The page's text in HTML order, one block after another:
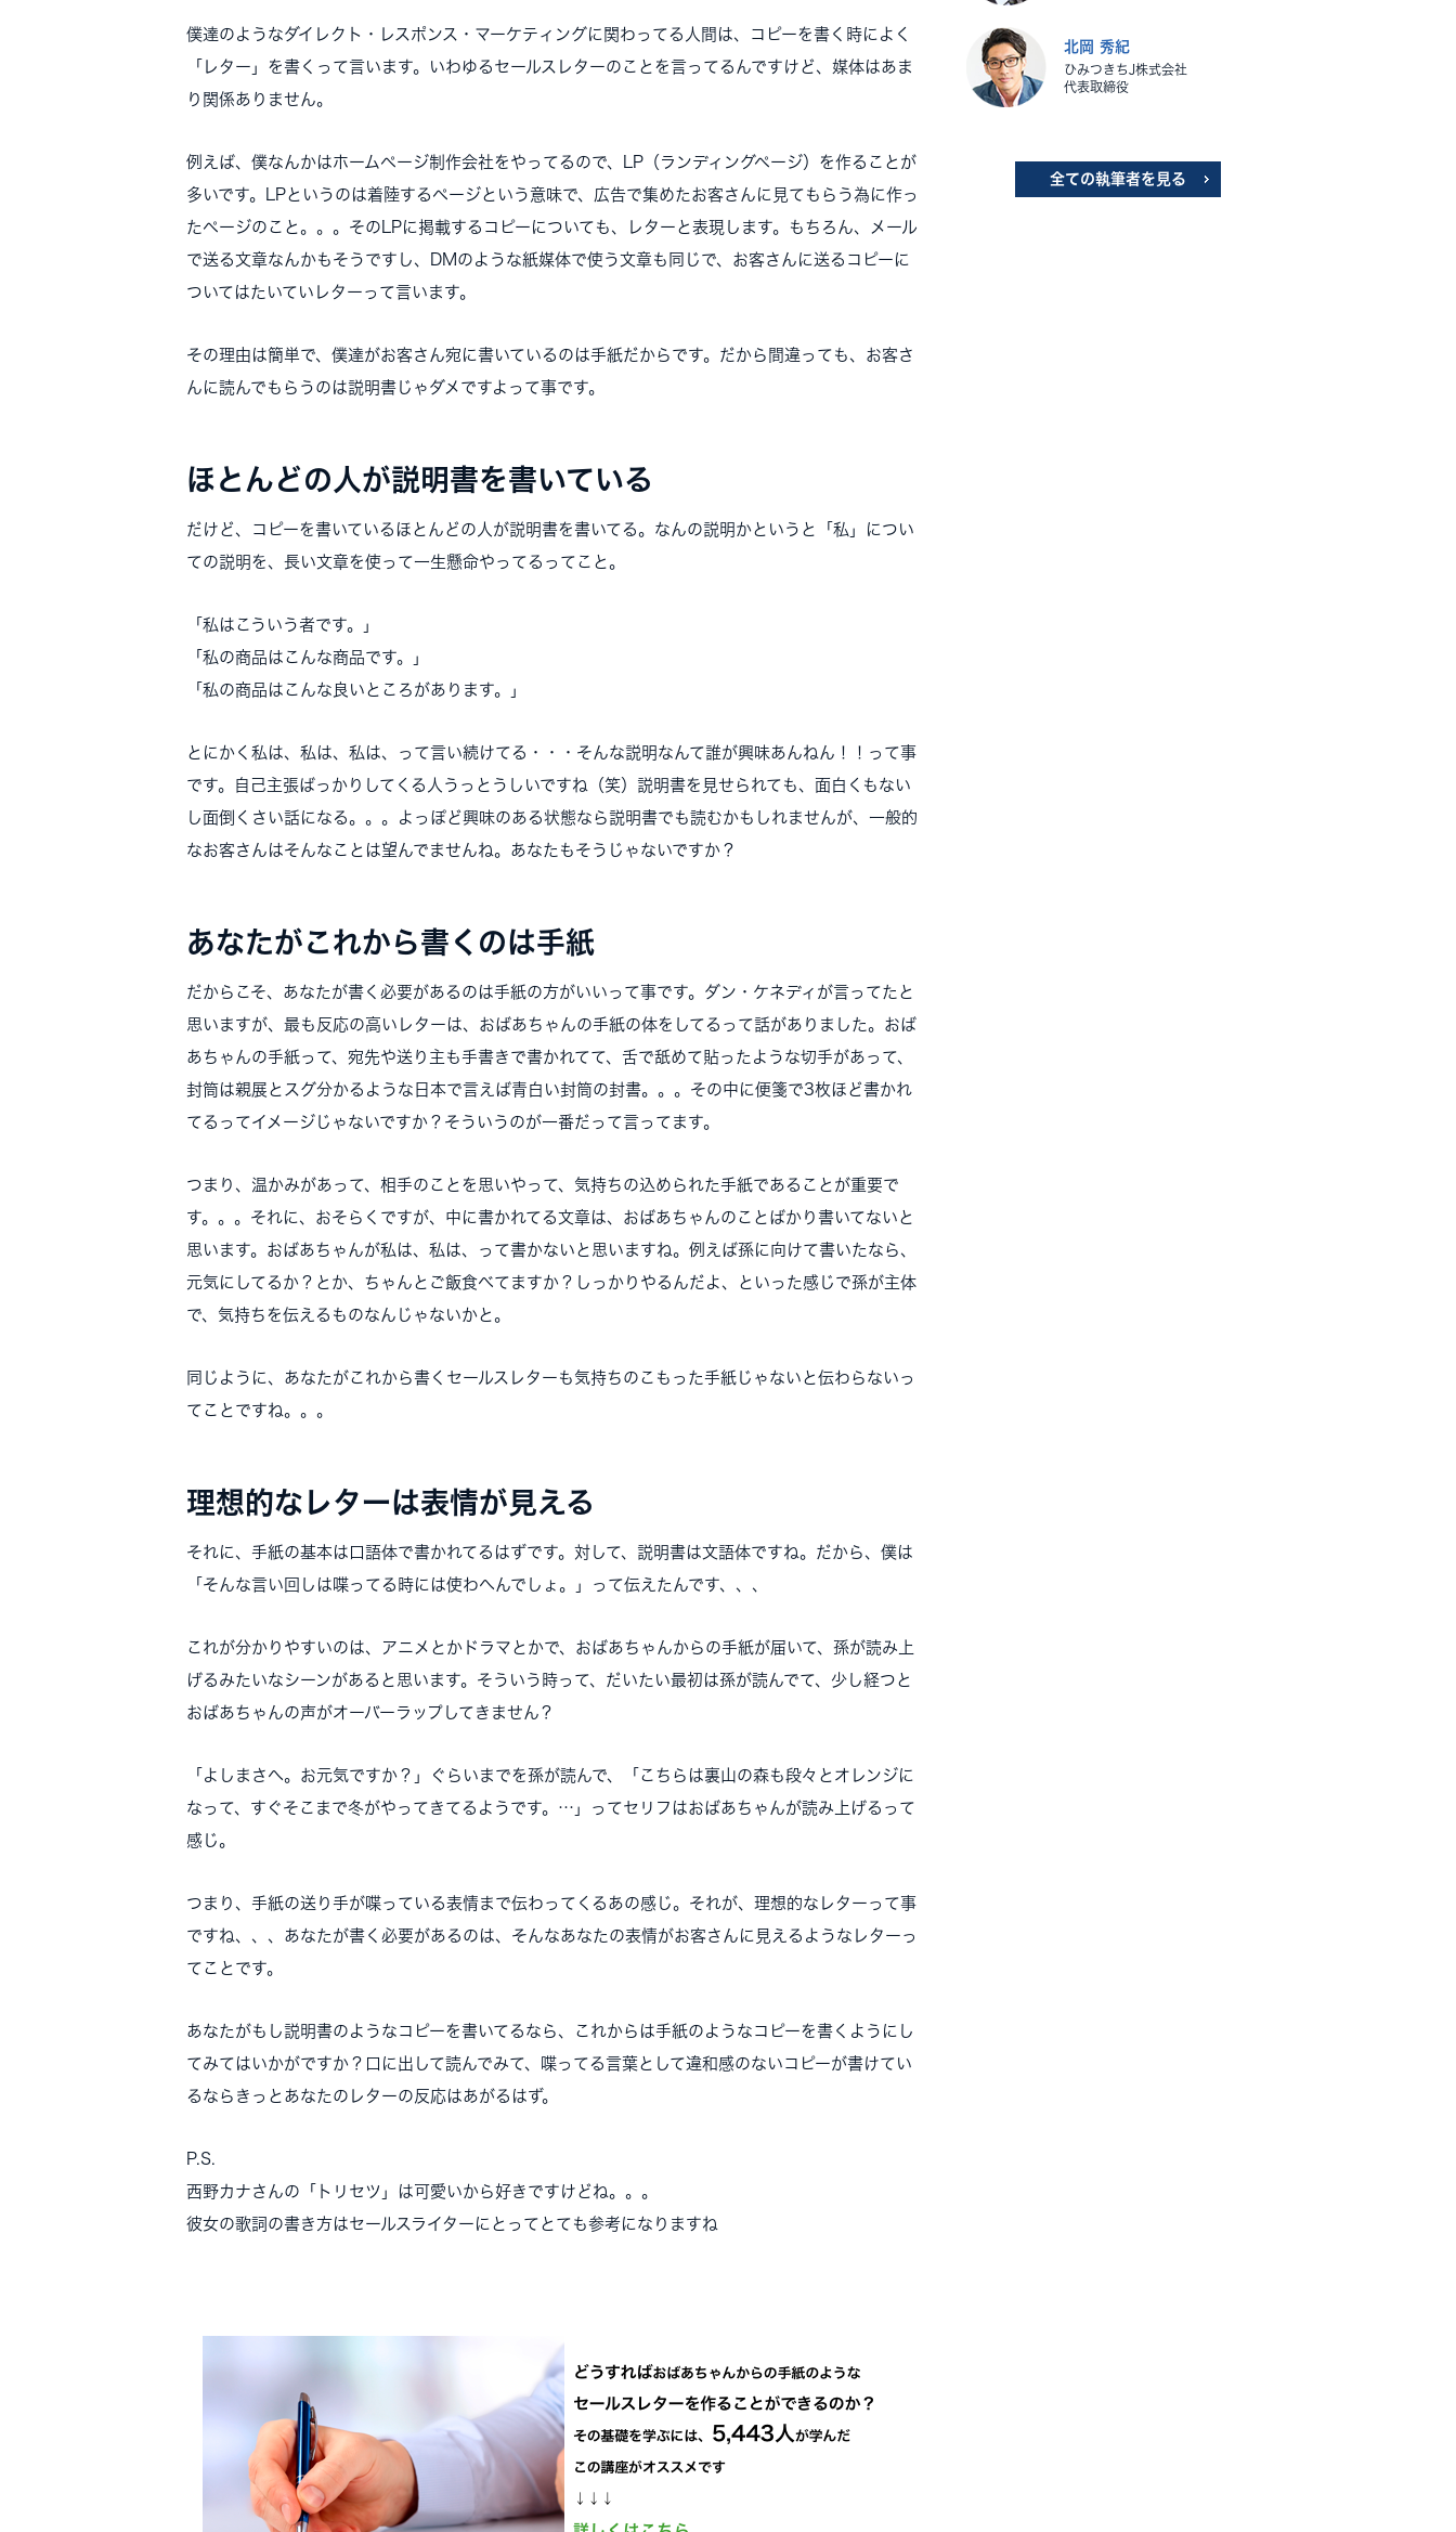
僕達のようなダイレクト・レスポンス・マーケティングに関わってる人間は、コピーを書く時によく
「レター」を書くって言います。いわゆるセールスレターのことを言ってるんですけど、媒体はあま
り関係ありません。
例えば、僕なんかはホームページ制作会社をやってるので、LP（ランディングページ）を作ることが
多いです。LPというのは着陸するページという意味で、広告で集めたお客さんに見てもらう為に作っ
たページのこと。。。そのLPに掲載するコピーについても、レターと表現します。もちろん、メール
で送る文章なんかもそうですし、DMのような紙媒体で使う文章も同じで、お客さんに送るコピーに
ついてはたいていレターって言います。
その理由は簡単で、僕達がお客さん宛に書いているのは手紙だからです。だから間違っても、お客さ
んに読んでもらうのは説明書じゃダメですよって事です。
ほとんどの人が説明書を書いている
だけど、コピーを書いているほとんどの人が説明書を書いてる。なんの説明かというと「私」につい
ての説明を、長い文章を使って一生懸命やってるってこと。
「私はこういう者です。」
「私の商品はこんな商品です。」
「私の商品はこんな良いところがあります。」
とにかく私は、私は、私は、って言い続けてる・・・そんな説明なんて誰が興味あんねん！！って事
です。自己主張ばっかりしてくる人うっとうしいですね（笑）説明書を見せられても、面白くもない
し面倒くさい話になる。。。よっぽど興味のある状態なら説明書でも読むかもしれませんが、一般的
なお客さんはそんなことは望んでませんね。あなたもそうじゃないですか？
あなたがこれから書くのは手紙
だからこそ、あなたが書く必要があるのは手紙の方がいいって事です。ダン・ケネディが言ってたと
思いますが、最も反応の高いレターは、おばあちゃんの手紙の体をしてるって話がありました。おば
あちゃんの手紙って、宛先や送り主も手書きで書かれてて、舌で舐めて貼ったような切手があって、
封筒は親展とスグ分かるような日本で言えば青白い封筒の封書。。。その中に便箋で3枚ほど書かれ
てるってイメージじゃないですか？そういうのが一番だって言ってます。
つまり、温かみがあって、相手のことを思いやって、気持ちの込められた手紙であることが重要で
す。。。それに、おそらくですが、中に書かれてる文章は、おばあちゃんのことばかり書いてないと
思います。おばあちゃんが私は、私は、って書かないと思いますね。例えば孫に向けて書いたなら、
元気にしてるか？とか、ちゃんとご飯食べてますか？しっかりやるんだよ、といった感じで孫が主体
で、気持ちを伝えるものなんじゃないかと。
同じように、あなたがこれから書くセールスレターも気持ちのこもった手紙じゃないと伝わらないっ
てことですね。。。
理想的なレターは表情が見える
それに、手紙の基本は口語体で書かれてるはずです。対して、説明書は文語体ですね。だから、僕は
「そんな言い回しは喋ってる時には使わへんでしょ。」って伝えたんです、、、
これが分かりやすいのは、アニメとかドラマとかで、おばあちゃんからの手紙が届いて、孫が読み上
げるみたいなシーンがあると思います。そういう時って、だいたい最初は孫が読んでて、少し経つと
おばあちゃんの声がオーバーラップしてきません？
「よしまさへ。お元気ですか？」ぐらいまでを孫が読んで、「こちらは裏山の森も段々とオレンジに
なって、すぐそこまで冬がやってきてるようです。…」ってセリフはおばあちゃんが読み上げるって
感じ。
つまり、手紙の送り手が喋っている表情まで伝わってくるあの感じ。それが、理想的なレターって事
ですね、、、あなたが書く必要があるのは、そんなあなたの表情がお客さんに見えるようなレターっ
てことです。
あなたがもし説明書のようなコピーを書いてるなら、これからは手紙のようなコピーを書くようにし
てみてはいかがですか？口に出して読んでみて、喋ってる言葉として違和感のないコピーが書けてい
るならきっとあなたのレターの反応はあがるはず。
P.S.
西野カナさんの「トリセツ」は可愛いから好きですけどね。。。
彼女の歌詞の書き方はセールスライターにとってとても参考になりますね
北岡 秀紀
ひみつきちJ株式会社
代表取締役
全ての執筆者を見る